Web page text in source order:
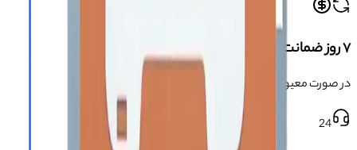
۷ روز ضمانت بازگشت
در صورت معیوب بودن محصول
24